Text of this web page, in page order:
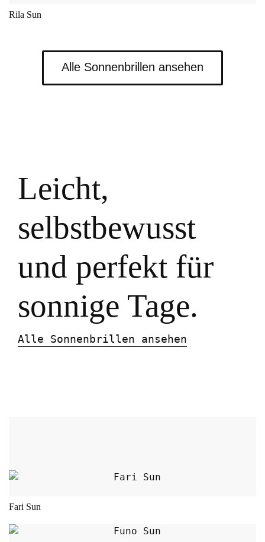
Rila Sun
Alle Sonnenbrillen ansehen
Leicht,
selbstbewusst
und perfekt für
sonnige Tage.
Alle Sonnenbrillen ansehen
Fari Sun